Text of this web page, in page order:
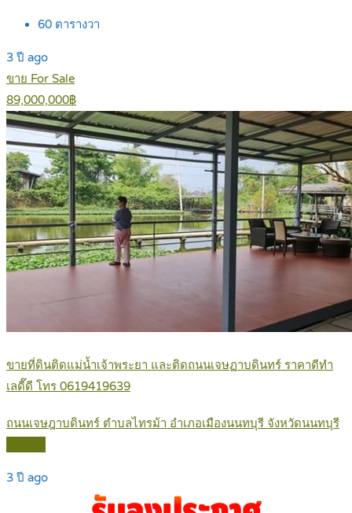
60 ตารางวา
3 ปี ago
ขาย For Sale
89,000,000฿
ขายที่ดินติดแม่น้ำเจ้าพระยา และติดถนนเจษฏาบดินทร์ ราคาดีทำ
เลดี๊ดี โทร 0619419639
ถนนเจษฎาบดินทร์ ตำบลไทรม้า อำเภอเมืองนนทบุรี จังหวัดนนทบุรี
3 ปี ago